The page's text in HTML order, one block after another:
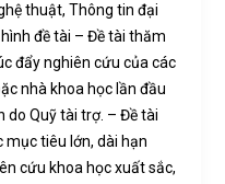
thuật, Thông tin đại
đề tài – Đề tài thăm
đẩy nghiên cứu của các
nhà khoa học lần đầu
do Quỹ tài trợ. – Đề tài
mục tiêu lớn, dài hạn
cứu khoa học xuất sắc,